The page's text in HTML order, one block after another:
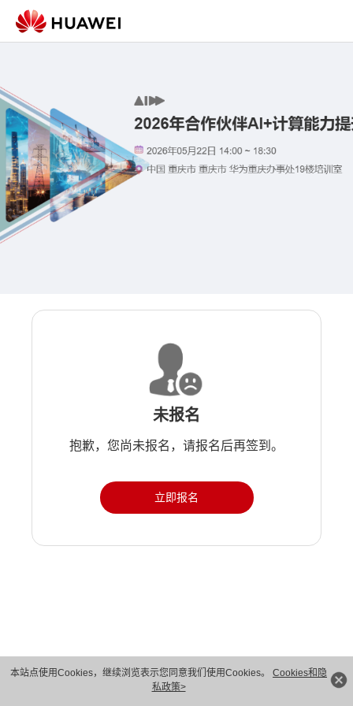
本站点使用Cookies，继续浏览表示您同意我们使用Cookies。 Cookies和隐
私政策>
未报名
抱歉，您尚未报名，请报名后再签到。
立即报名
版权所有 © 华为技术有限公司 1998-2026。 保留一切权利。粤A2-20044005号
隐私保护
法律声明